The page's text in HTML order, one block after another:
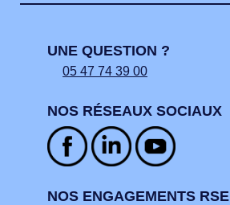
UNE QUESTION ?
05 47 74 39 00
NOS RÉSEAUX SOCIAUX
NOS ENGAGEMENTS RSE